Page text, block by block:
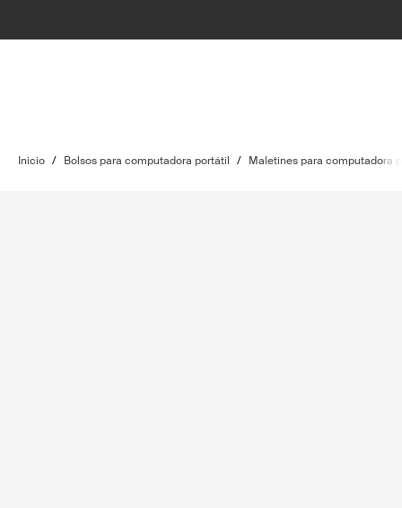
Inicio / Bolsos para computadora portátil / Maletines para computadora